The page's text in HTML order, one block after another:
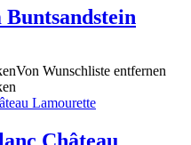
Buntsandstein
Von Wunschliste entfernen
Château